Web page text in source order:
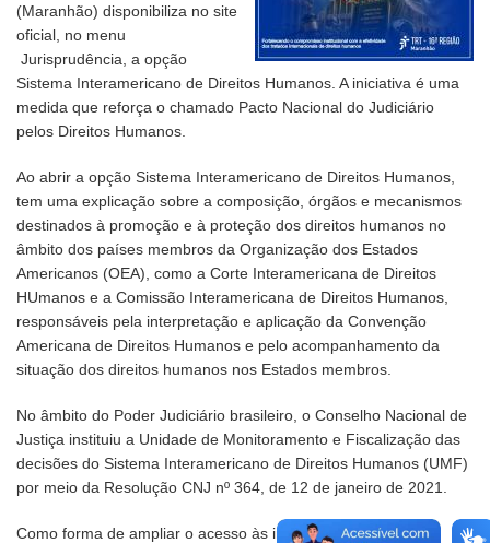
(Maranhão) disponibiliza no site
oficial, no menu
Jurisprudência, a opção
Sistema Interamericano de Direitos Humanos. A iniciativa é uma
medida que reforça o chamado Pacto Nacional do Judiciário
pelos Direitos Humanos.
Ao abrir a opção Sistema Interamericano de Direitos Humanos,
tem uma explicação sobre a composição, órgãos e mecanismos
destinados à promoção e à proteção dos direitos humanos no
âmbito dos países membros da Organização dos Estados
Americanos (OEA), como a Corte Interamericana de Direitos
HUmanos e a Comissão Interamericana de Direitos Humanos,
responsáveis pela interpretação e aplicação da Convenção
Americana de Direitos Humanos e pelo acompanhamento da
situação dos direitos humanos nos Estados membros.
No âmbito do Poder Judiciário brasileiro, o Conselho Nacional de
Justiça instituiu a Unidade de Monitoramento e Fiscalização das
decisões do Sistema Interamericano de Direitos Humanos (UMF)
por meio da Resolução CNJ nº 364, de 12 de janeiro de 2021.
Como forma de ampliar o acesso às informações e à